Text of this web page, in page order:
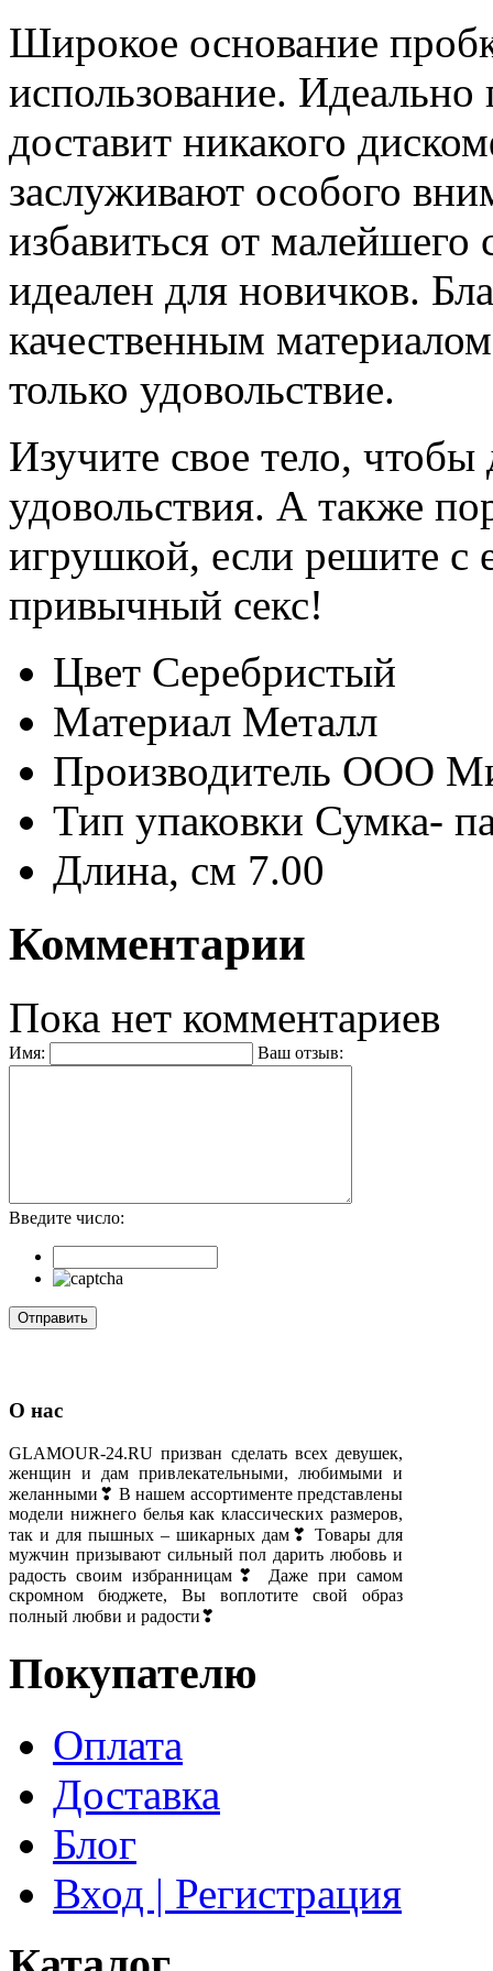
Широкое основание
использование. Идеально
доставит никакого
заслуживают особого
избавиться от малейшего
идеален для новичков.
качественным
только удовольствие.
Изучите свое тело,
удовольствия. А также
игрушкой, если решите с
привычный секс!
Цвет Серебристый
Материал Металл
Производитель ООО
Тип упаковки Сумка-
Длина, см 7.00
Комментарии
Пока нет комментариев
Имя: Ваш отзыв:
Введите число:
О нас
GLAMOUR-24.RU призван сделать всех девушек,
женщин и дам привлекательными, любимыми и
желанными❣ В нашем ассортименте представлены
модели нижнего белья как классических размеров,
так и для пышных – шикарных дам❣ Товары для
мужчин призывают сильный пол дарить любовь и
радость своим избранницам❣ Даже при самом
скромном бюджете, Вы воплотите свой образ
полный любви и радости❣
Покупателю
Оплата
Доставка
Блог
Вход | Регистрация